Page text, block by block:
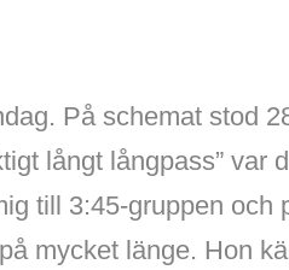
På schemat stod
långt långpass” var
till 3:45-gruppen och
mycket länge. Hon